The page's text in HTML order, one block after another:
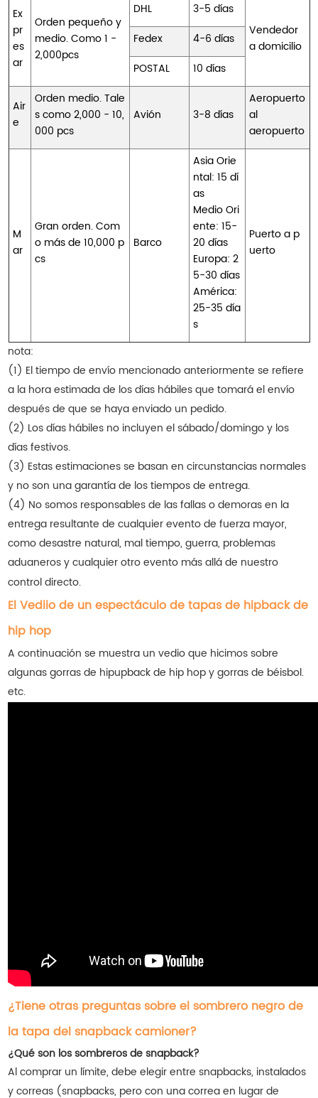
Ex
pr
es
ar
Orden pequeño y
medio. Como 1 -
2,000pcs
DHL
3-5 días
Vendedor
a domicilio
Fedex
4-6 días
POSTAL
10 días
Air
e
Orden medio. Tale
s como 2,000 - 10,
000 pcs
Avión 3-8 días
Aeropuerto
al
aeropuerto
M
ar
Gran orden. Com
o más de 10,000 p
cs
Barco
Asia Orie
ntal: 15 dí
as
Medio Ori
ente: 15-
20 días
Europa: 2
5-30 días
América:
25-35 día
s
Puerto a p
uerto
nota:
(1) El tiempo de envío mencionado anteriormente se refiere
a la hora estimada de los días hábiles que tomará el envío
después de que se haya enviado un pedido.
(2) Los días hábiles no incluyen el sábado/domingo y los
días festivos.
(3) Estas estimaciones se basan en circunstancias normales
y no son una garantía de los tiempos de entrega.
(4) No somos responsables de las fallas o demoras en la
entrega resultante de cualquier evento de fuerza mayor,
como desastre natural, mal tiempo, guerra, problemas
aduaneros y cualquier otro evento más allá de nuestro
control directo.
El Vediio de un espectáculo de tapas de hipback de
hip hop
A continuación se muestra un vedio que hicimos sobre
algunas gorras de hipupback de hip hop y gorras de béisbol.
etc.
¿Tiene otras preguntas sobre el sombrero negro de
la tapa del snapback camioner?
¿Qué son los sombreros de snapback?
Al comprar un límite, debe elegir entre snapbacks, instalados
y correas (snapbacks, pero con una correa en lugar de